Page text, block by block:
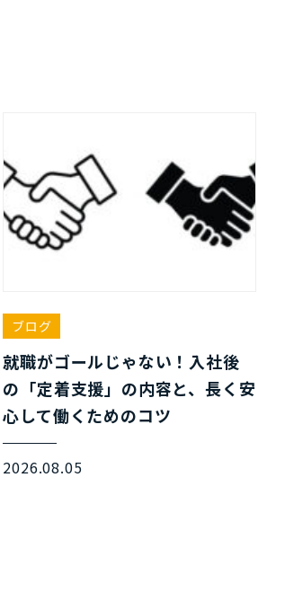
ブログ
就職がゴールじゃない！入社後
の「定着支援」の内容と、長く安
心して働くためのコツ
2026.08.05